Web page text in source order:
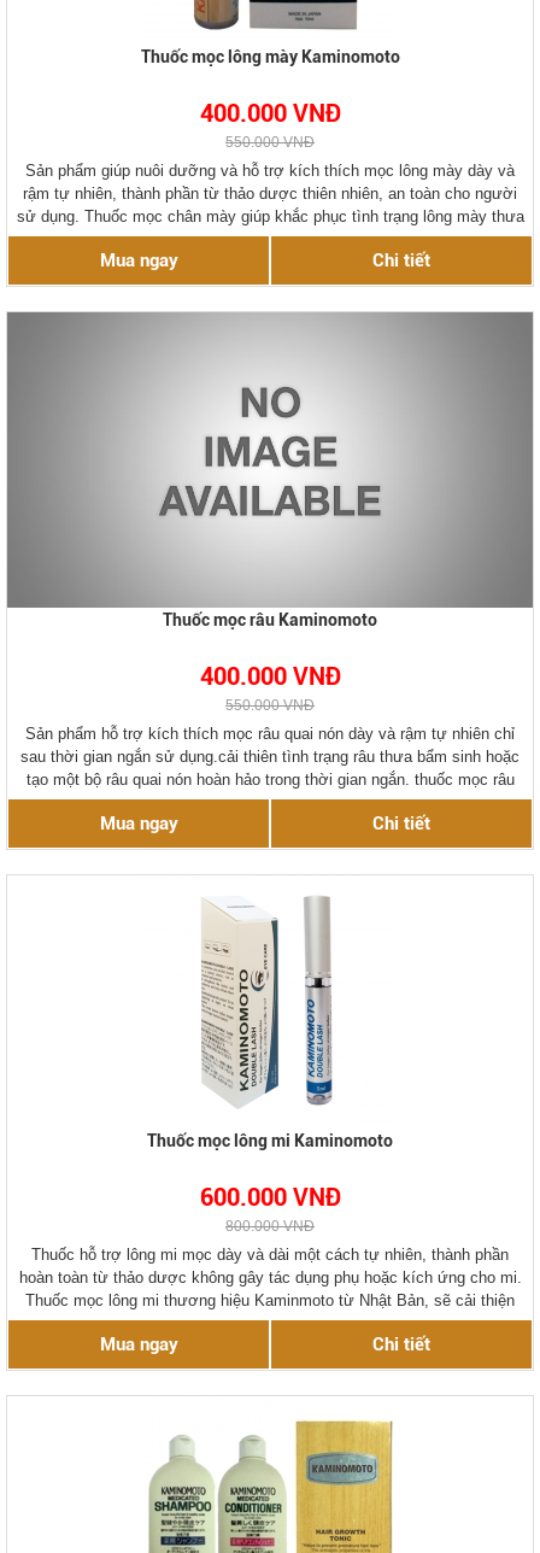
Thuốc mọc lông mày Kaminomoto
400.000 VNĐ
550.000 VNĐ
Sản phẩm giúp nuôi dưỡng và hỗ trợ kích thích mọc lông mày dày và
rậm tự nhiên, thành phần từ thảo dược thiên nhiên, an toàn cho người
sử dụng. Thuốc mọc chân mày giúp khắc phục tình trạng lông mày thưa
bẩm sinh, chân lông mày cụt, hoặc lông mày bị tổn thương do phun
Mua ngay Chi tiết
Thuốc mọc râu Kaminomoto
400.000 VNĐ
550.000 VNĐ
Sản phẩm hỗ trợ kích thích mọc râu quai nón dày và rậm tự nhiên chỉ
sau thời gian ngắn sử dụng.cải thiên tình trạng râu thưa bẩm sinh hoặc
tạo một bộ râu quai nón hoàn hảo trong thời gian ngắn. thuốc mọc râu
chính hãng kaminomoto Nhật Bản.
Mua ngay Chi tiết
Thuốc mọc lông mi Kaminomoto
600.000 VNĐ
800.000 VNĐ
Thuốc hỗ trợ lông mi mọc dày và dài một cách tự nhiên, thành phần
hoàn toàn từ thảo dược không gây tác dụng phụ hoặc kích ứng cho mi.
Thuốc mọc lông mi thương hiệu Kaminmoto từ Nhật Bản, sẽ cải thiện
tình trạng lông mi thưa, lông mi rụng hiệu quả trong thời gian ngắn.
Mua ngay Chi tiết